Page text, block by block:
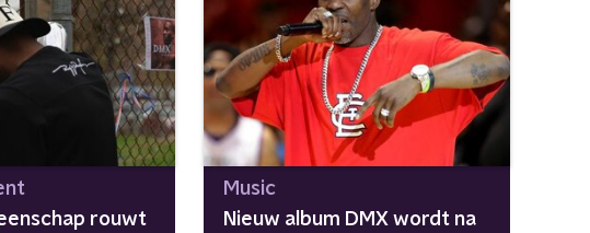
rouwt
Music
Nieuw album DMX wordt na